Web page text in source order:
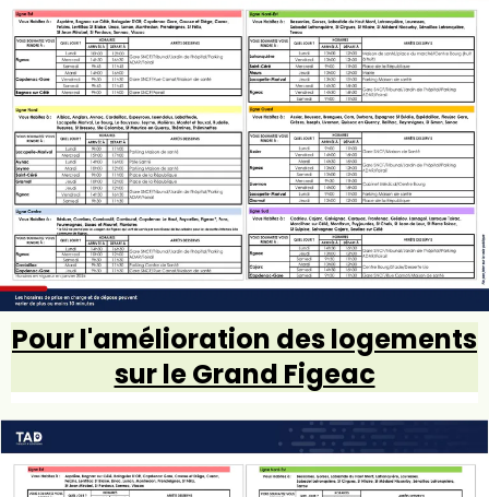
Pour l'amélioration des logements
sur le Grand Figeac